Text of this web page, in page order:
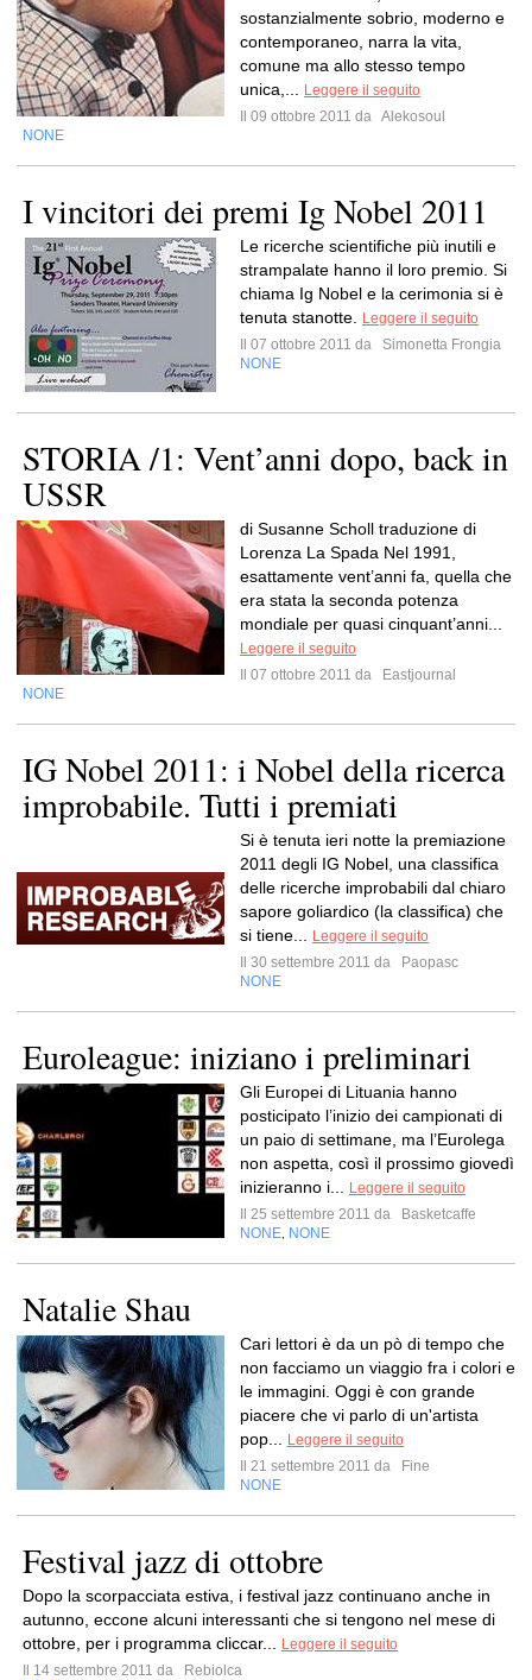
sostanzialmente sobrio, moderno e
contemporaneo, narra la vita,
comune ma allo stesso tempo
unica,...
Leggere il seguito
Il 09 ottobre 2011 da Alekosoul
NONE
I vincitori dei premi Ig Nobel 2011
Le ricerche scientifiche più inutili e
strampalate hanno il loro premio. Si
chiama Ig Nobel e la cerimonia si è
tenuta stanotte.
Leggere il seguito
Il 07 ottobre 2011 da
Simonetta Frongia
NONE
STORIA /1: Vent’anni dopo, back in
USSR
di Susanne Scholl traduzione di
Lorenza La Spada Nel 1991,
esattamente vent’anni fa, quella che
era stata la seconda potenza
mondiale per quasi cinquant’anni...
Leggere il seguito
Il 07 ottobre 2011 da
Eastjournal
NONE
IG Nobel 2011: i Nobel della ricerca
improbabile. Tutti i premiati
Si è tenuta ieri notte la premiazione
2011 degli IG Nobel, una classifica
delle ricerche improbabili dal chiaro
sapore goliardico (la classifica) che
si tiene...
Leggere il seguito
Il 30 settembre 2011 da
Paopasc
NONE
Euroleague: iniziano i preliminari
Gli Europei di Lituania hanno
posticipato l’inizio dei campionati di
un paio di settimane, ma l’Eurolega
non aspetta, così il prossimo giovedì
inizieranno i...
Leggere il seguito
Il 25 settembre 2011 da
Basketcaffe
NONE NONE
Natalie Shau
Cari lettori è da un pò di tempo che
non facciamo un viaggio fra i colori e
le immagini. Oggi è con grande
piacere che vi parlo di un'artista
pop...
Leggere il seguito
Il 21 settembre 2011 da
Fine
NONE
Festival jazz di ottobre
Dopo la scorpacciata estiva, i festival jazz continuano anche in
autunno, eccone alcuni interessanti che si tengono nel mese di
ottobre, per i programma cliccar...
Leggere il seguito
Il 14 settembre 2011 da
Rebiolca